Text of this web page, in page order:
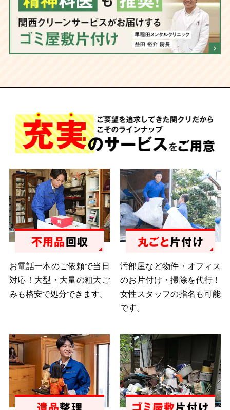
不用品回収
お電話一本のご依頼で当日
対応！大型・大量の粗大ご
みも格安で処分できます。
丸ごと片付け
汚部屋など物件・オフィス
のお片付け・掃除を代行！
女性スタッフの指名も可能
です。